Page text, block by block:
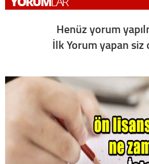
Henüz yorum
İlk Yorum yapan siz